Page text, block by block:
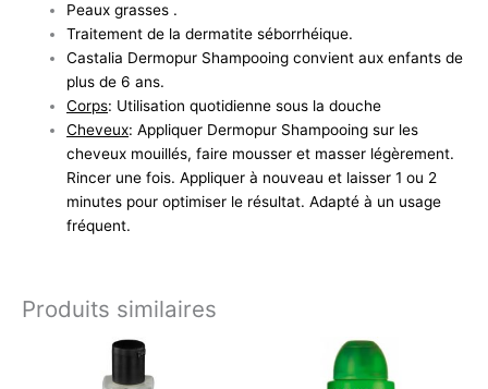
Peaux grasses .
Traitement de la dermatite séborrhéique.
Castalia Dermopur Shampooing convient aux enfants de
plus de 6 ans.
Corps: Utilisation quotidienne sous la douche
Cheveux: Appliquer Dermopur Shampooing sur les
cheveux mouillés, faire mousser et masser légèrement.
Rincer une fois. Appliquer à nouveau et laisser 1 ou 2
minutes pour optimiser le résultat. Adapté à un usage
fréquent.
Produits similaires